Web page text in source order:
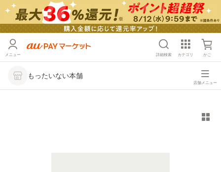
メニュー 詳細検索 カテゴリ かご
もったいない本舗
店舗メニュー